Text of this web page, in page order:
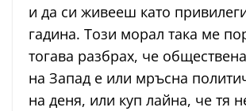
и да си живееш като
гадина. Този морал така ме
тогава разбрах, че
на Запад е или мръсна
на деня, или куп лайна, че тя